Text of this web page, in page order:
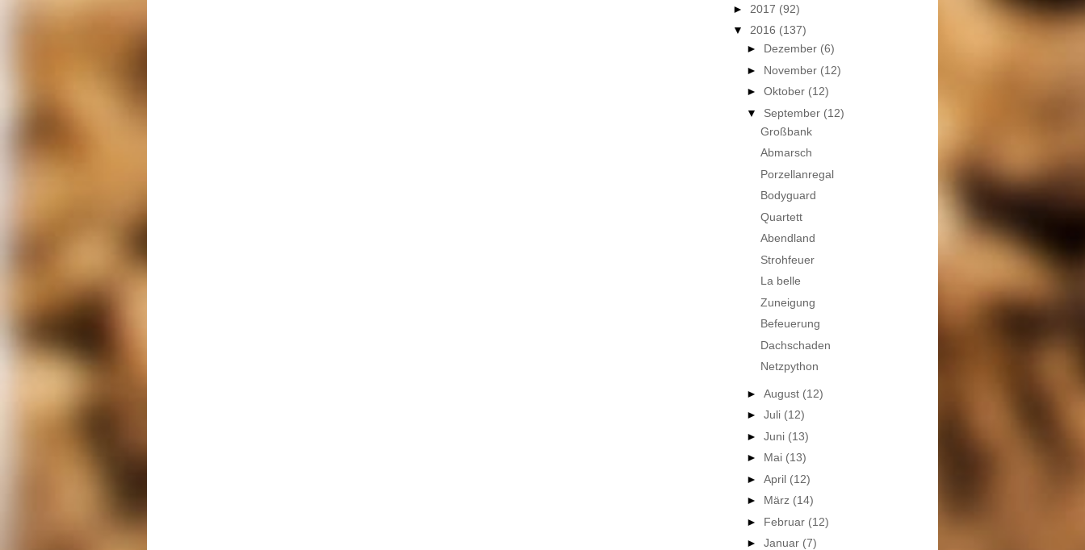
► 2017 (92)
▼ 2016 (137)
► Dezember (6)
► November (12)
► Oktober (12)
▼ September (12)
Großbank
Abmarsch
Porzellanregal
Bodyguard
Quartett
Abendland
Strohfeuer
La belle
Zuneigung
Befeuerung
Dachschaden
Netzpython
► August (12)
► Juli (12)
► Juni (13)
► Mai (13)
► April (12)
► März (14)
► Februar (12)
► Januar (7)